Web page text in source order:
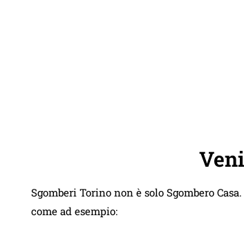
Sgomberi Torino non è solo Sgombero
come ad esempio: